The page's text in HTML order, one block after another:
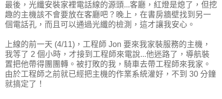
最後，光纖安裝家裡電話線的源頭...客廳，紅燈是熄了，但挖
趣的主機該不會要放在客廳吧？晚上，在書房牆壁找到另一
個電話孔，而且可以通過光纖的檢測，這才讓我安心。
上線的前一天 (4/11)，工程師 Jon 要來我家裝服務的主機，
我等了 2 個小時，才接到工程師來電說...他迷路了，導航裝
置把他帶得團團轉。被打敗的我，騎車去帶工程師來我家。
由於工程師之前就已經把主機的作業系統灌好，不到 30 分鐘
就搞定了！